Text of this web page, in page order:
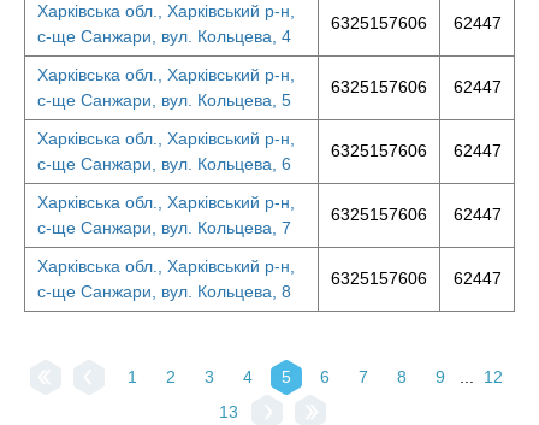
Харківська обл., Харківський р-н,
с-ще Санжари, вул. Кольцева, 4
6325157606 62447
Харківська обл., Харківський р-н,
с-ще Санжари, вул. Кольцева, 5
6325157606 62447
Харківська обл., Харківський р-н,
с-ще Санжари, вул. Кольцева, 6
6325157606 62447
Харківська обл., Харківський р-н,
с-ще Санжари, вул. Кольцева, 7
6325157606 62447
Харківська обл., Харківський р-н,
с-ще Санжари, вул. Кольцева, 8
6325157606 62447
1 2 3 4 5 6 7 8 9
12
13